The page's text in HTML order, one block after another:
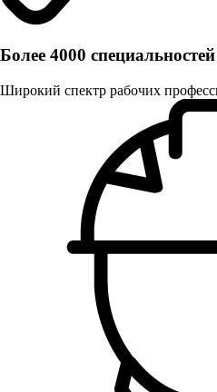
Более 4000 специальностей
Широкий спектр рабочих